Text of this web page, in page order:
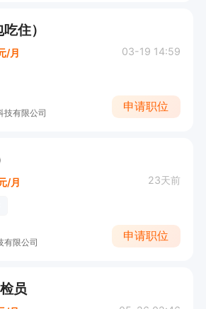
住）
/月 03-19 14:59
技有限公司
申请职位
/月 23天前
有限公司
申请职位
员